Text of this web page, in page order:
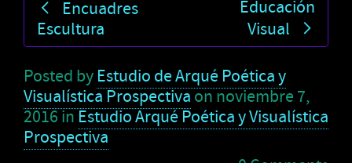
Encuadres
Escultura
Educación
Visual
Posted by Estudio de Arqué Poética y
Visualística Prospectiva on noviembre 7,
2016 in Estudio Arqué Poética y Visualística
Prospectiva